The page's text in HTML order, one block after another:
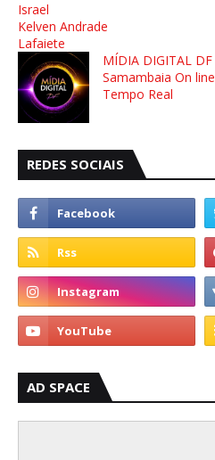
Israel
Kelven Andrade
Lafaiete
MÍDIA DIGITAL DF
Samambaia On line
Tempo Real
REDES SOCIAIS
AD SPACE